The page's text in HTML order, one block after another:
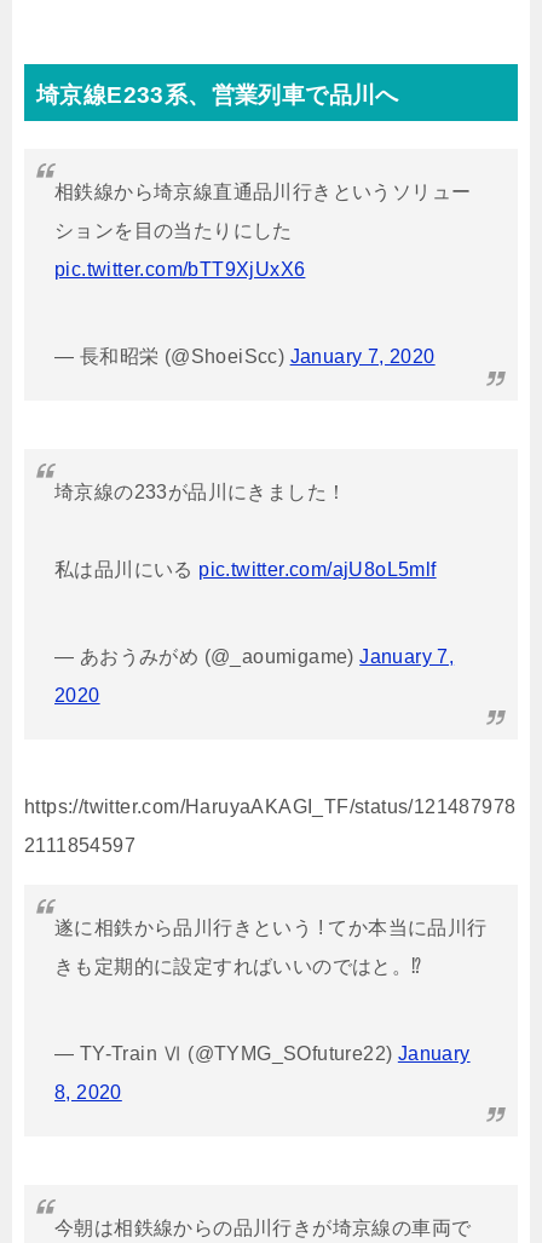
埼京線E233系、営業列車で品川へ
相鉄線から埼京線直通品川行きというソリュー
ションを目の当たりにした
pic.twitter.com/bTT9XjUxX6
— 長和昭栄 (@ShoeiScc) January 7, 2020
埼京線の233が品川にきました！
私は品川にいる pic.twitter.com/ajU8oL5mlf
— あおうみがめ (@_aoumigame)January 7,
2020
https://twitter.com/HaruyaAKAGI_TF/status/121487978
2111854597
遂に相鉄から品川行きという ! てか本当に品川行
きも定期的に設定すればいいのではと。⁉︎
— TY-Train Ⅵ (@TYMG_SOfuture22) January
8, 2020
今朝は相鉄線からの品川行きが埼京線の車両で